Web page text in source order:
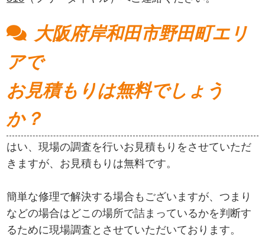
大阪府岸和田市野田町エリ
アで
お見積もりは無料でしょう
か？
はい、現場の調査を行いお見積もりをさせていただ
きますが、お見積もりは無料です。
簡単な修理で解決する場合もございますが、つまり
などの場合はどこの場所で詰まっているかを判断す
るために現場調査とさせていただいております。